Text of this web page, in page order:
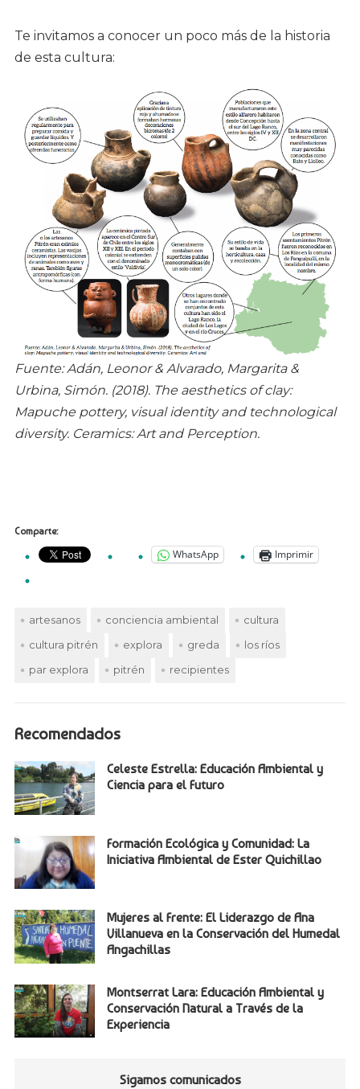
Te invitamos a conocer un poco más de la historia
de esta cultura:
Fuente: Adán, Leonor & Alvarado, Margarita &
Urbina, Simón. (2018). The aesthetics of clay:
Mapuche pottery, visual identity and technological
diversity. Ceramics: Art and Perception.
Comparte:
WhatsApp Imprimir
artesanos conciencia ambiental
cultura
cultura pitrén
explora greda
los ríos
par explora
pitrén recipientes
Recomendados
Celeste Estrella: Educación Ambiental y
Ciencia para el Futuro
Formación Ecológica y Comunidad: La
Iniciativa Ambiental de Ester Quichillao
Mujeres al Frente: El Liderazgo de Ana
Villanueva en la Conservación del Humedal
Angachillas
Montserrat Lara: Educación Ambiental y
Conservación Natural a Través de la
Experiencia
Sigamos comunicados